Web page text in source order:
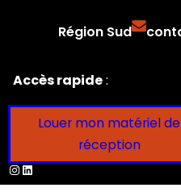
Région Sud
Accès rapide:
Louer mon matériel de
réception
Instagram
LinkedIn